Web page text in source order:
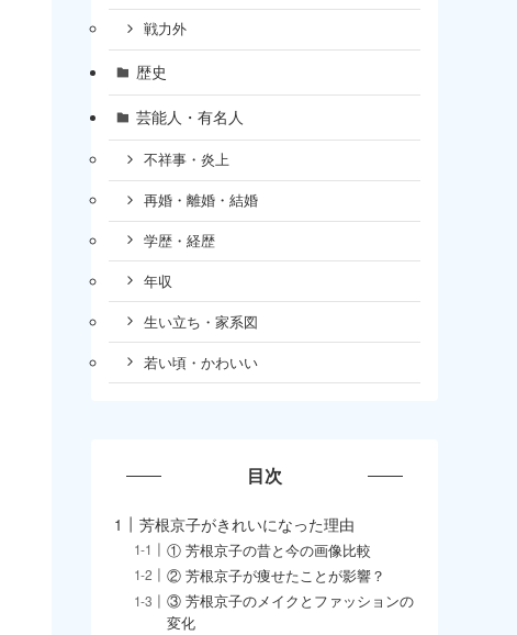
戦力外
歴史
芸能人・有名人
不祥事・炎上
再婚・離婚・結婚
学歴・経歴
年収
生い立ち・家系図
若い頃・かわいい
目次
芳根京子がきれいになった理由
① 芳根京子の昔と今の画像比較
② 芳根京子が痩せたことが影響？
③ 芳根京子のメイクとファッションの
変化